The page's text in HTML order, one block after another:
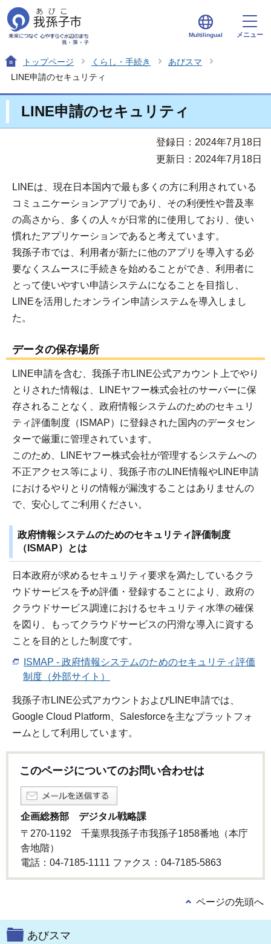
Multilingual メニュー
トップページ くらし・手続き
あびスマ
LINE申請のセキュリティ
LINE申請のセキュリティ
登録日：2024年7月18日
更新日：2024年7月18日
LINEは、現在日本国内で最も多くの方に利用されている
コミュニケーションアプリであり、その利便性や普及率
の高さから、多くの人々が日常的に使用しており、使い
慣れたアプリケーションであると考えています。
我孫子市では、利用者が新たに他のアプリを導入する必
要なくスムースに手続きを始めることができ、利用者に
とって使いやすい申請システムになることを目指し、
LINEを活用したオンライン申請システムを導入しまし
た。
データの保存場所
LINE申請を含む、我孫子市LINE公式アカウント上でやり
とりされた情報は、LINEヤフー株式会社のサーバーに保
存されることなく、政府情報システムのためのセキュリ
ティ評価制度（ISMAP）に登録された国内のデータセン
ターで厳重に管理されています。
このため、LINEヤフー株式会社が管理するシステムへの
不正アクセス等により、我孫子市のLINE情報やLINE申請
におけるやりとりの情報が漏洩することはありませんの
で、安心してご利用ください。
政府情報システムのためのセキュリティ評価制度
（ISMAP）とは
日本政府が求めるセキュリティ要求を満たしているクラ
ウドサービスを予め評価・登録することにより、政府の
クラウドサービス調達におけるセキュリティ水準の確保
を図り、もってクラウドサービスの円滑な導入に資する
ことを目的とした制度です。
ISMAP - 政府情報システムのためのセキュリティ評価
制度（外部サイト）
我孫子市LINE公式アカウントおよびLINE申請では、
Google Cloud Platform、Salesforceを主なプラットフォ
ームとして利用しています。
このページについてのお問い合わせは
企画総務部 デジタル戦略課
〒270-1192 千葉県我孫子市我孫子1858番地（本庁
舎地階）
電話：04-7185-1111 ファクス：04-7185-5863
ページの先頭へ
あびスマ